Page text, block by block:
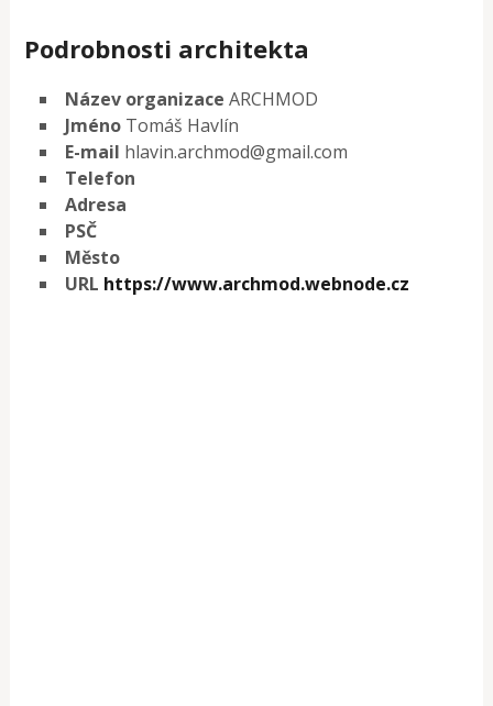
Podrobnosti architekta
Název organizace ARCHMOD
Jméno Tomáš Havlín
E-mail hlavin.archmod@gmail.com
Telefon
Adresa
PSČ
Město
URL https://www.archmod.webnode.cz